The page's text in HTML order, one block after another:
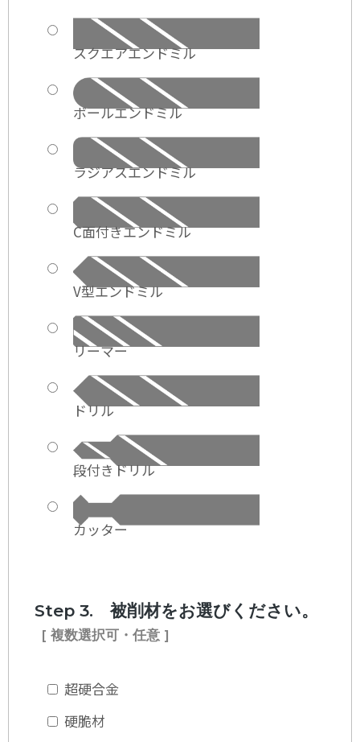
スクエアエンドミル
ボールエンドミル
ラジアスエンドミル
C面付きエンドミル
V型エンドミル
リーマー
ドリル
段付きドリル
カッター
Step 3. 被削材をお選びください。
[ 複数選択可・任意 ]
超硬合金
硬脆材